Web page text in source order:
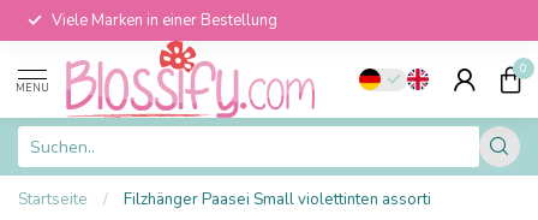
Viele Marken in einer Bestellung
MENU
0
Startseite / Filzhänger Paasei Small violettinten assorti